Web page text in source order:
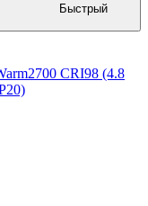
Быстрый
CRI98 (4.8